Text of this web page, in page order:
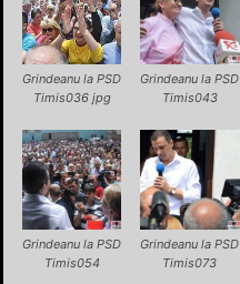
Grindeanu la PSD
Timis036 jpg
Grindeanu la PSD
Timis043
Grindeanu la PSD
Timis054
Grindeanu la PSD
Timis073